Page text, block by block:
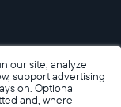
our site, analyze
support advertising
on. Optional
and, where